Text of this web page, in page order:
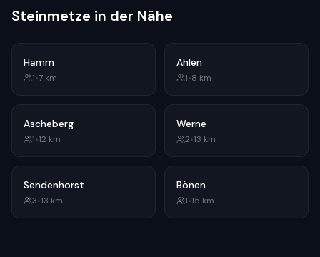
Steinmetze in der Nähe
Hamm
1•7 km
Ahlen
1•8 km
Ascheberg
1•12 km
Werne
2•13 km
Sendenhorst
3•13 km
Bönen
1•15 km